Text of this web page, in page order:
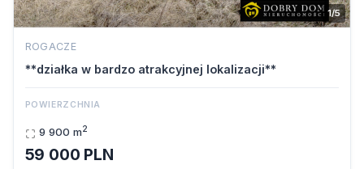
1/5
ROGACZE
**działka w bardzo atrakcyjnej lokalizacji**
POWIERZCHNIA
9 900 m2
59 000 PLN